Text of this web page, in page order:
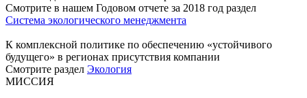
Смотрите в нашем Годовом отчете за 2018 год раздел
Система экологического менеджмента
К комплексной политике по обеспечению «устойчивого
будущего» в регионах присутствия компании
Смотрите раздел Экология
МИССИЯ